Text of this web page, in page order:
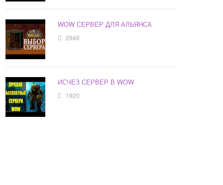
WOW СЕРВЕР ДЛЯ АЛЬЯНСА
2946
ИСЧЕЗ СЕРВЕР В WOW
1920